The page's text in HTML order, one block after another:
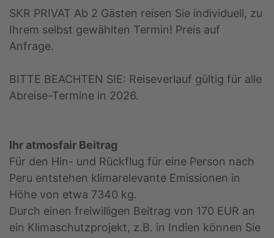
SKR PRIVAT Ab 2 Gästen reisen Sie individuell, zu
Ihrem selbst gewählten Termin! Preis auf
Anfrage.
BITTE BEACHTEN SIE: Reiseverlauf gültig für alle
Abreise-Termine in 2026.
Ihr atmosfair Beitrag
Für den Hin- und Rückflug für eine Person nach
Peru entstehen klimarelevante Emissionen in
Höhe von etwa 7340 kg.
Durch einen freiwilligen Beitrag von 170 EUR an
ein Klimaschutzprojekt, z.B. in Indien können Sie